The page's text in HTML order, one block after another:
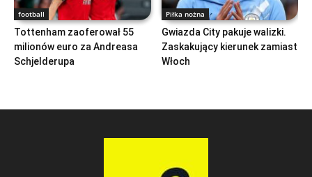
football
Tottenham zaoferował 55
milionów euro za Andreasa
Schjelderupa
Piłka nożna
Gwiazda City pakuje walizki.
Zaskakujący kierunek zamiast
Włoch